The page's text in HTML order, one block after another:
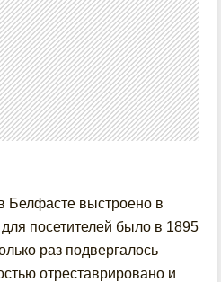
выстроено в
посетителей было в 1895
раз подвергалось
отреставрировано и